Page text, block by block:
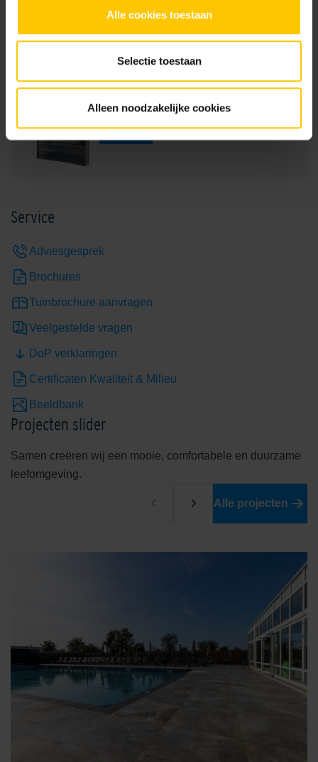
Alle cookies toestaan
Selectie toestaan
Alleen noodzakelijke cookies
GeoCeramica® Kleurenwaaier
GeoCeramica® Specialties
Service
Adviesgesprek
Brochures
Tuinbrochure aanvragen
Veelgestelde vragen
DoP verklaringen
Certificaten Kwaliteit & Milieu
Beeldbank
Projecten slider
Samen creëren wij een mooie, comfortabele en duurzame
leefomgeving.
Alle projecten